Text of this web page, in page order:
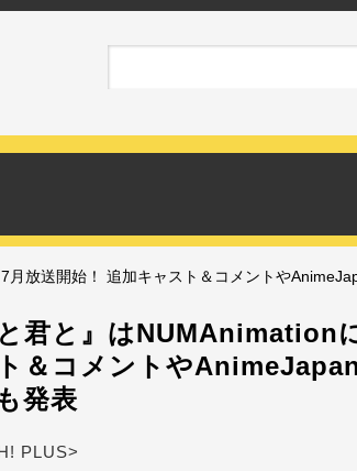
月放送開始！ 追加キャスト＆コメントや
君と』はNUMAnimation
＆コメントや
発表
PLUS>